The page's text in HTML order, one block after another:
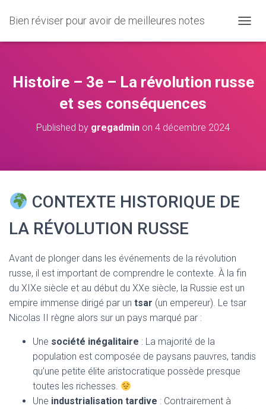
Bien réviser pour avoir de meilleures notes
U
R
I
N
Histoire – 3e – La révolution russe
et ses conséquences
Published by gregadmin on 4 décembre 2024
CONTEXTE HISTORIQUE DE
LA RÉVOLUTION RUSSE
Avant de plonger dans les événements de la révolution
russe, il est important de comprendre le contexte. À la fin
du XIXe siècle et au début du XXe siècle, la Russie est un
empire immense dirigé par un tsar (un empereur). Le tsar
Nicolas II règne alors sur un pays marqué par :
Une société inégalitaire : La majorité de la
population est composée de paysans pauvres, tandis
qu’une petite élite aristocratique possède presque
toutes les richesses.
Une industrialisation tardive : Contrairement à